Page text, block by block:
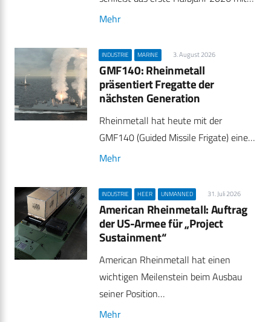
Mehr
INDUSTRIE MARINE 3. August 2026
GMF140: Rheinmetall
präsentiert Fregatte der
nächsten Generation
Rheinmetall hat heute mit der
GMF140 (Guided Missile Frigate) eine…
Mehr
INDUSTRIE HEER UNMANNED 31. Juli 2026
American Rheinmetall: Auftrag
der US-Armee für „Project
Sustainment“
American Rheinmetall hat einen
wichtigen Meilenstein beim Ausbau
seiner Position…
Mehr